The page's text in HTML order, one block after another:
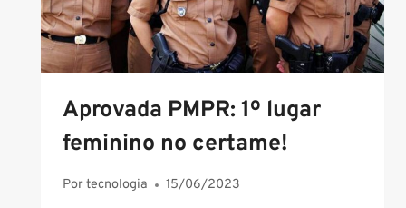
MIL
Aprovada PMPR: 1º lugar
feminino no certame!
Portecnologia 15/06/2023